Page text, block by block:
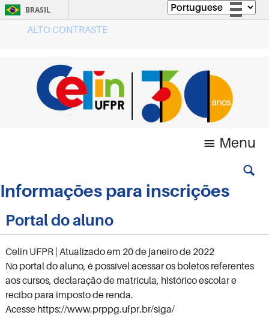
BRASIL
Acesso à informação
Legislação
Canais
ALTO CONTRASTE
Menu
Informações para inscrições
Portal do aluno
Celin UFPR | Atualizado em 20 de janeiro de 2022
No portal do aluno, é possível acessar os boletos referentes
aos cursos, declaração de matrícula, histórico escolar e
recibo para imposto de renda.
Acesse https://www.prppg.ufpr.br/siga/